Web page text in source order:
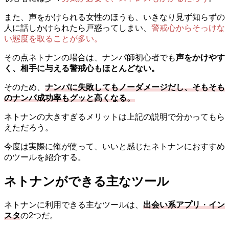
また、声をかけられる女性のほうも、いきなり見ず知らずの
人に話しかけられたら戸惑ってしまい、 警戒心からそっけな
い態度を取ることが多い。
その点ネトナンの場合は、ナンパ師初心者でも声をかけやす
く、相手に与える警戒心もほとんどない。
そのため、 ナンパに失敗してもノーダメージだし、そもそも
のナンパ成功率もグッと高くなる。
ネトナンの大きすぎるメリットは上記の説明で分かってもら
えただろう。
今度は実際に俺が使って、いいと感じたネトナンにおすすめ
のツールを紹介する。
ネトナンができる主なツール
ネトナンに利用できる主なツールは、 出会い系アプリ・イン
スタの2つだ。